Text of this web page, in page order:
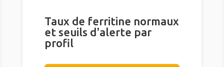
Taux de ferritine normaux
et seuils d'alerte par
profil